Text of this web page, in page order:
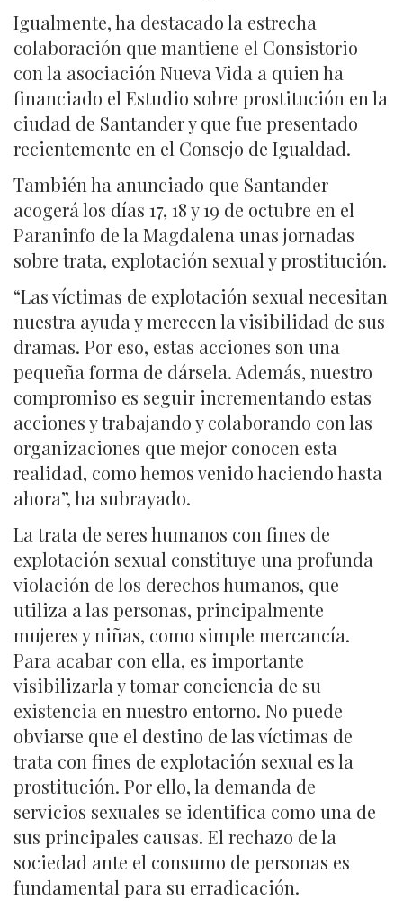
Igualmente, ha destacado la estrecha
colaboración que mantiene el Consistorio
con la asociación Nueva Vida a quien ha
financiado el Estudio sobre prostitución en la
ciudad de Santander y que fue presentado
recientemente en el Consejo de Igualdad.
También ha anunciado que Santander
acogerá los días 17, 18 y 19 de octubre en el
Paraninfo de la Magdalena unas jornadas
sobre trata, explotación sexual y prostitución.
“Las víctimas de explotación sexual necesitan
nuestra ayuda y merecen la visibilidad de sus
dramas. Por eso, estas acciones son una
pequeña forma de dársela. Además, nuestro
compromiso es seguir incrementando estas
acciones y trabajando y colaborando con las
organizaciones que mejor conocen esta
realidad, como hemos venido haciendo hasta
ahora”, ha subrayado.
La trata de seres humanos con fines de
explotación sexual constituye una profunda
violación de los derechos humanos, que
utiliza a las personas, principalmente
mujeres y niñas, como simple mercancía.
Para acabar con ella, es importante
visibilizarla y tomar conciencia de su
existencia en nuestro entorno. No puede
obviarse que el destino de las víctimas de
trata con fines de explotación sexual es la
prostitución. Por ello, la demanda de
servicios sexuales se identifica como una de
sus principales causas. El rechazo de la
sociedad ante el consumo de personas es
fundamental para su erradicación.